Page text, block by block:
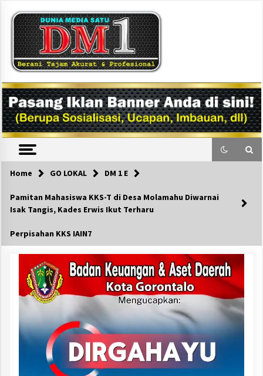
content
DM1
Home GO LOKAL DM 1 E
Pamitan Mahasiswa KKS-T di Desa Molamahu Diwarnai
Isak Tangis, Kades Erwis Ikut Terharu
Perpisahan KKS IAIN7